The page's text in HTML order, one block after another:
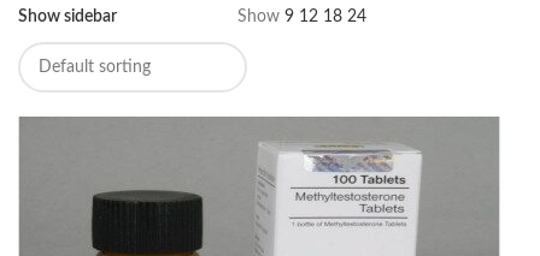
Show sidebar Show 9 12 18 24